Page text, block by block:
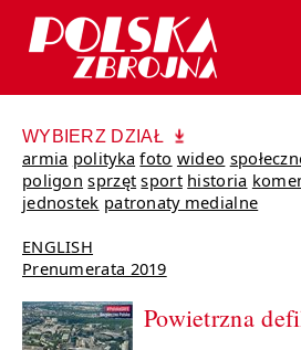
WYBIERZ DZIAŁ
armia polityka foto wideo
poligon sprzęt sport historia
jednostek patronaty medialne
ENGLISH
Prenumerata 2019
Powietrzna